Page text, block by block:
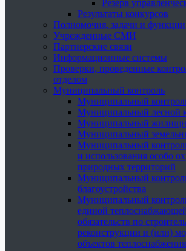
Резерв
Результаты конкурсов
Полномочия, задачи и функции
Учрежденные СМИ
Партнерские связи
Информационные системы
Проверки, проведенные
отделом
Муниципальный контроль
Муниципальный
Муниципальный лесной
Муниципальный
Муниципальный
Муниципальный
и использования особо
природных территорий
Муниципальный
благоустройства
Муниципальный
единой
обязательств по
реконструкции и (или)
объектов теплоснабжения